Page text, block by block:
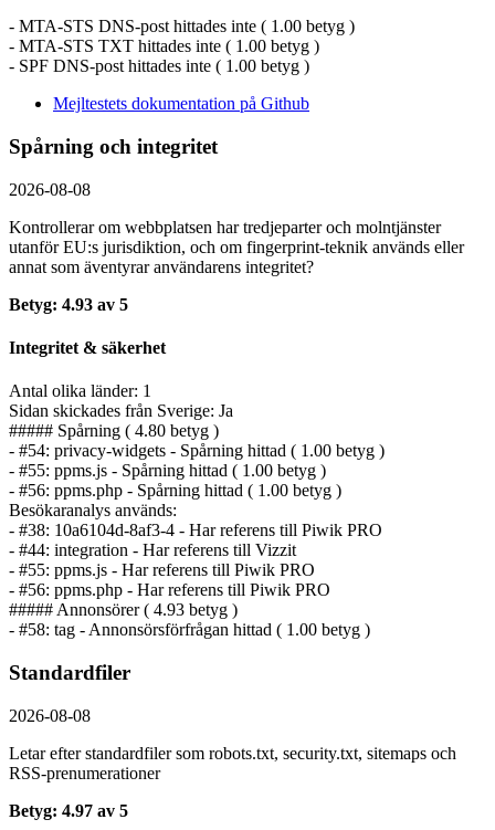
- MTA-STS DNS-post hittades inte ( 1.00 betyg )
- MTA-STS TXT hittades inte ( 1.00 betyg )
- SPF DNS-post hittades inte ( 1.00 betyg )
Mejltestets dokumentation på Github
Spårning och integritet
2026-08-08
Kontrollerar om webbplatsen har tredjeparter och molntjänster
utanför EU:s jurisdiktion, och om fingerprint-teknik används eller
annat som äventyrar användarens integritet?
Betyg: 4.93 av 5
Integritet & säkerhet
Antal olika länder: 1
Sidan skickades från Sverige: Ja
##### Spårning ( 4.80 betyg )
- #54: privacy-widgets - Spårning hittad ( 1.00 betyg )
- #55: ppms.js - Spårning hittad ( 1.00 betyg )
- #56: ppms.php - Spårning hittad ( 1.00 betyg )
Besökaranalys används:
- #38: 10a6104d-8af3-4 - Har referens till Piwik PRO
- #44: integration - Har referens till Vizzit
- #55: ppms.js - Har referens till Piwik PRO
- #56: ppms.php - Har referens till Piwik PRO
##### Annonsörer ( 4.93 betyg )
- #58: tag - Annonsörs­förfrågan hittad ( 1.00 betyg )
Standardfiler
2026-08-08
Letar efter standardfiler som robots.txt, security.txt, sitemaps och
RSS-prenumerationer
Betyg: 4.97 av 5